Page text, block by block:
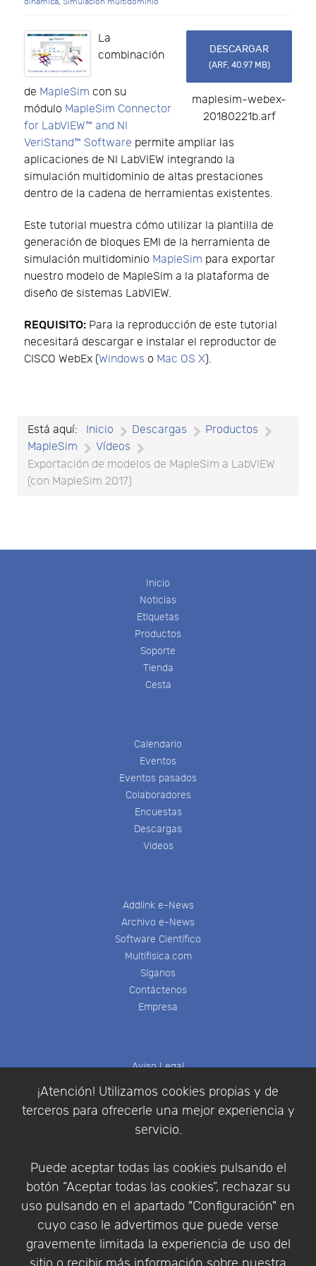
¡Atención! Utilizamos cookies propias y de
terceros para ofrecerle una mejor experiencia y
servicio.
Puede aceptar todas las cookies pulsando el
botón “Aceptar todas las cookies”, rechazar su
uso pulsando en el apartado "Configuración" en
cuyo caso le advertimos que puede verse
gravemente limitada la experiencia de uso del
DESCARGAR
(ARF, 40.97 MB)
maplesim-webex-
20180221b.arf
La
combinación
de MapleSim con su
módulo MapleSim Connector
for LabVIEW™ and NI
VeriStand™ Software permite ampliar las
aplicaciones de NI LabVIEW integrando la
simulación multidominio de altas prestaciones
dentro de la cadena de herramientas existentes.
Este tutorial muestra cómo utilizar la plantilla de
generación de bloques EMI de la herramienta de
simulación multidominio MapleSim para exportar
nuestro modelo de MapleSim a la plataforma de
diseño de sistemas LabVIEW.
REQUISITO: Para la reproducción de este tutorial
necesitará descargar e instalar el reproductor de
CISCO WebEx (Windows o Mac OS X).
Está aquí: Inicio Descargas
Productos
MapleSim
Vídeos
Exportación de modelos de MapleSim a LabVIEW
(con MapleSim 2017)
Inicio
Noticias
Etiquetas
Productos
Soporte
Tienda
Cesta
Calendario
Eventos
Eventos pasados
Colaboradores
Encuestas
Descargas
Videos
Addlink e-News
Archivo e-News
Software Científico
Multifisica.com
Síganos
Contáctenos
Empresa
Aviso Legal
Condiciones de compra
Identificarse
Empresa|Aviso Legal| Política de Privacidad |
Política de Cookies